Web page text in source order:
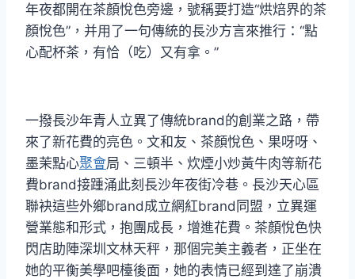
年夜都開在茶顏悅色旁邊，號稱要打造“烘焙界的茶
顏悅色”，并用了一句傳統的長沙方言來推行：“點
心配杯茶，有恰（吃）又有拿。”
一撥長沙年青人立異了傳統brand的創業之路，帶
來了新花費的亮色。文和友、茶顏悅色、果呀呀、
墨茉點心聚會局、三頓半、炊煙小炒黃牛肉等新花
費brand接踵涌此刻長沙年夜街冷巷。長沙天心區
聯袂這些外鄉brand成立網紅brand同盟，立異運
營業態和形式，抱團成長，增進花費。茶顏悅色快
閃店助陣深圳文林天秤，那個完美主義者，正坐在
她的平衡美學吧檯後面，她的表情已經到達了崩潰